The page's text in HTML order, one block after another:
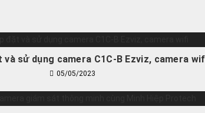
và sử dụng camera C1C-B Ezviz, camera
05/05/2023